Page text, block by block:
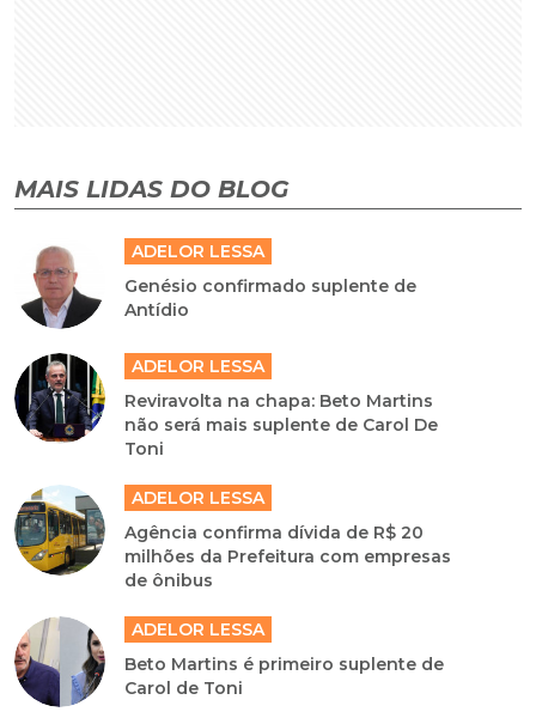
MAIS LIDAS DO BLOG
ADELOR LESSA
Genésio confirmado suplente de
Antídio
ADELOR LESSA
Reviravolta na chapa: Beto Martins
não será mais suplente de Carol De
Toni
ADELOR LESSA
Agência confirma dívida de R$ 20
milhões da Prefeitura com empresas
de ônibus
ADELOR LESSA
Beto Martins é primeiro suplente de
Carol de Toni